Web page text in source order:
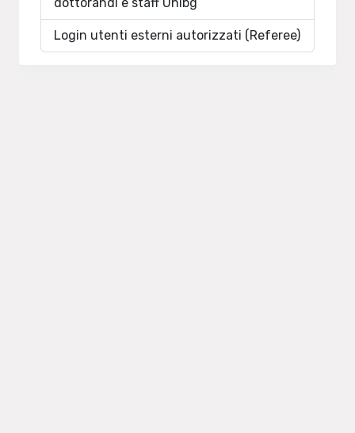
Login utenti esterni autorizzati (Referee)